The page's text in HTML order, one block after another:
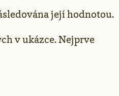
její hodnotou.
v ukázce. Nejprve